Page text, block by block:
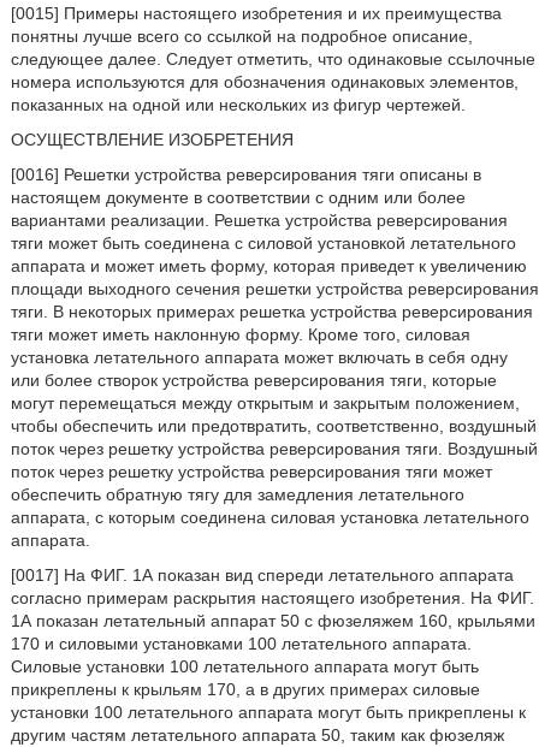
[0015] Примеры настоящего изобретения и их преимущества
понятны лучше всего со ссылкой на подробное описание,
следующее далее. Следует отметить, что одинаковые ссылочные
номера используются для обозначения одинаковых элементов,
показанных на одной или нескольких из фигур чертежей.
ОСУЩЕСТВЛЕНИЕ ИЗОБРЕТЕНИЯ
[0016] Решетки устройства реверсирования тяги описаны в
настоящем документе в соответствии с одним или более
вариантами реализации. Решетка устройства реверсирования
тяги может быть соединена с силовой установкой летательного
аппарата и может иметь форму, которая приведет к увеличению
площади выходного сечения решетки устройства реверсирования
тяги. В некоторых примерах решетка устройства реверсирования
тяги может иметь наклонную форму. Кроме того, силовая
установка летательного аппарата может включать в себя одну
или более створок устройства реверсирования тяги, которые
могут перемещаться между открытым и закрытым положением,
чтобы обеспечить или предотвратить, соответственно, воздушный
поток через решетку устройства реверсирования тяги. Воздушный
поток через решетку устройства реверсирования тяги может
обеспечить обратную тягу для замедления летательного
аппарата, с которым соединена силовая установка летательного
аппарата.
[0017] На ФИГ. 1А показан вид спереди летательного аппарата
согласно примерам раскрытия настоящего изобретения. На ФИГ.
1А показан летательный аппарат 50 с фюзеляжем 160, крыльями
170 и силовыми установками 100 летательного аппарата.
Силовые установки 100 летательного аппарата могут быть
прикреплены к крыльям 170, а в других примерах силовые
установки 100 летательного аппарата могут быть прикреплены к
другим частям летательного аппарата 50, таким как фюзеляж